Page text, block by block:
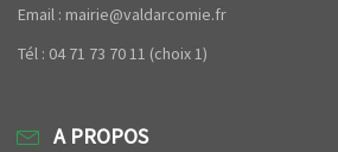
Email : mairie@valdarcomie.fr
Tél : 04 71 73 70 11 (choix 1)
A PROPOS